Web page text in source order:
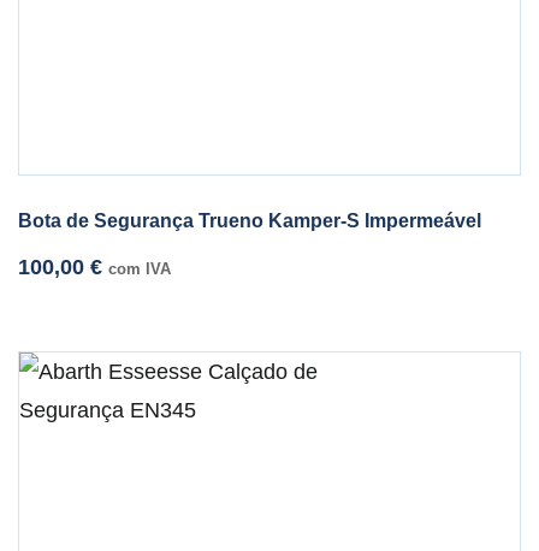
Bota de Segurança Trueno Kamper-S Impermeável
100,00 € com IVA